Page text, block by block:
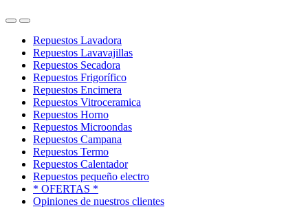
OpenClose
Repuestos Lavadora
Repuestos Lavavajillas
Repuestos Secadora
Repuestos Frigorífico
Repuestos Encimera
Repuestos Vitroceramica
Repuestos Horno
Repuestos Microondas
Repuestos Campana
Repuestos Termo
Repuestos Calentador
Repuestos pequeño electro
* OFERTAS *
Opiniones de nuestros clientes